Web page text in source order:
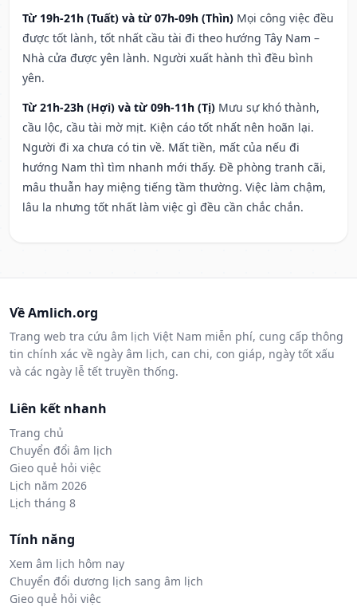
Từ 19h-21h (Tuất) và từ 07h-09h (Thìn) Mọi công việc đều
được tốt lành, tốt nhất cầu tài đi theo hướng Tây Nam –
Nhà cửa được yên lành. Người xuất hành thì đều bình
yên.
Từ 21h-23h (Hợi) và từ 09h-11h (Tị) Mưu sự khó thành,
cầu lộc, cầu tài mờ mịt. Kiện cáo tốt nhất nên hoãn lại.
Người đi xa chưa có tin về. Mất tiền, mất của nếu đi
hướng Nam thì tìm nhanh mới thấy. Đề phòng tranh cãi,
mâu thuẫn hay miệng tiếng tầm thường. Việc làm chậm,
lâu la nhưng tốt nhất làm việc gì đều cần chắc chắn.
Về Amlich.org
Trang web tra cứu âm lịch Việt Nam miễn phí, cung cấp thông
tin chính xác về ngày âm lịch, can chi, con giáp, ngày tốt xấu
và các ngày lễ tết truyền thống.
Liên kết nhanh
Trang chủ
Chuyển đổi âm lịch
Gieo quẻ hỏi việc
Lịch năm 2026
Lịch tháng 8
Tính năng
Xem âm lịch hôm nay
Chuyển đổi dương lịch sang âm lịch
Gieo quẻ hỏi việc